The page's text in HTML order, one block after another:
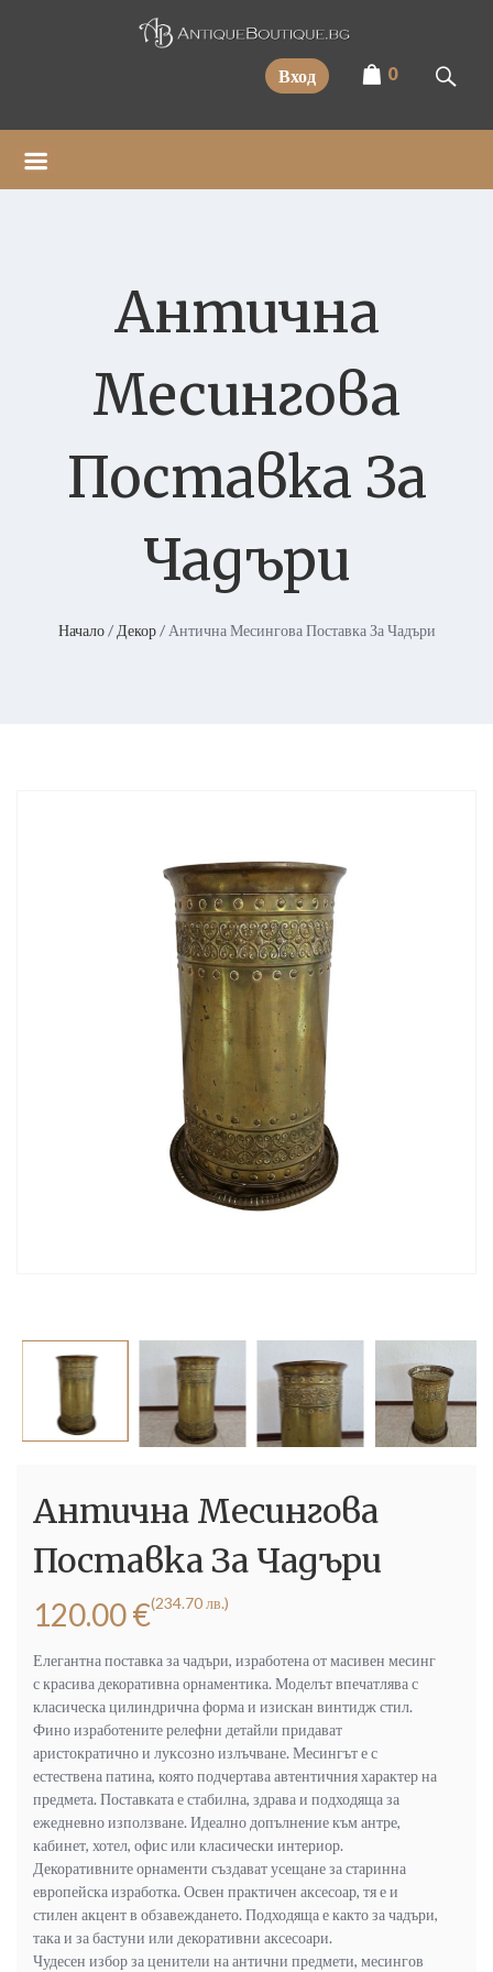
Вход 0
Антична
Месингова
Поставка За
Чадъри
Начало/ Декор/ Антична Месингова Поставка За Чадъри
Антична Месингова
Поставка За Чадъри
120.00€(234.70 лв.)
Елегантна поставка за чадъри, изработена от масивен месинг
с красива декоративна орнаментика. Моделът впечатлява с
класическа цилиндрична форма и изискан винтидж стил.
Фино изработените релефни детайли придават
аристократично и луксозно излъчване. Месингът е с
естествена патина, която подчертава автентичния характер на
предмета. Поставката е стабилна, здрава и подходяща за
ежедневно използване. Идеално допълнение към антре,
кабинет, хотел, офис или класически интериор.
Декоративните орнаменти създават усещане за старинна
европейска изработка. Освен практичен аксесоар, тя е и
стилен акцент в обзавеждането. Подходяща е както за чадъри,
така и за бастуни или декоративни аксесоари.
Чудесен избор за ценители на антични предмети, месингов